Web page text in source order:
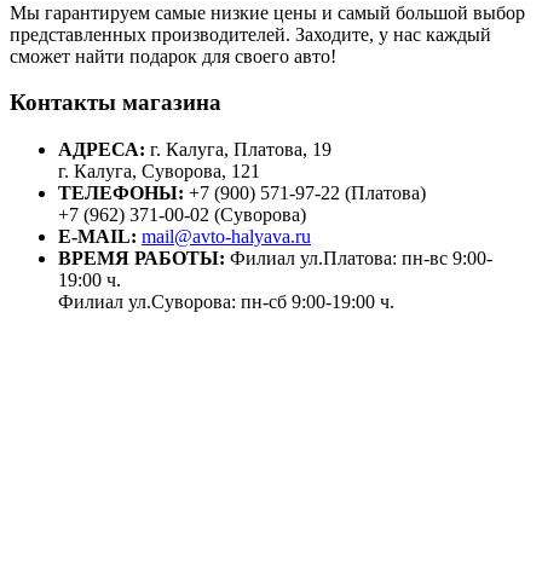
Мы гарантируем самые низкие цены и самый большой выбор
представленных производителей. Заходите, у нас каждый
сможет найти подарок для своего авто!
Контакты магазина
АДРЕСА: г. Калуга, Платова, 19
г. Калуга, Суворова, 121
ТЕЛЕФОНЫ: +7 (900) 571-97-22 (Платова)
+7 (962) 371-00-02 (Суворова)
E-MAIL: mail@avto-halyava.ru
ВРЕМЯ РАБОТЫ: Филиал ул.Платова: пн-вс 9:00-
19:00 ч.
Филиал ул.Суворова: пн-сб 9:00-19:00 ч.